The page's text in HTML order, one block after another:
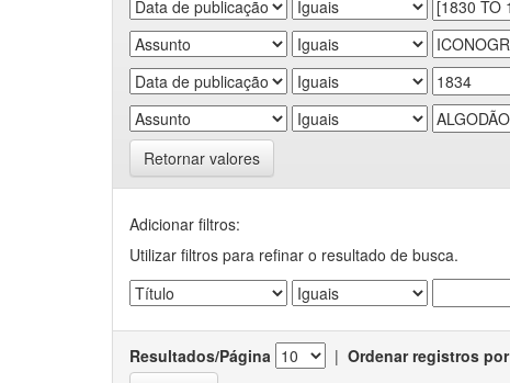
Retornar valores
Adicionar filtros:
Utilizar filtros para refinar o resultado de busca.
Resultados/Página | Ordenar registros por